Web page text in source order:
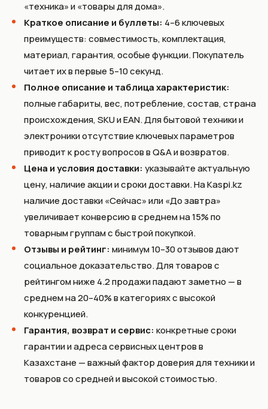
«техника» и «товары для дома».
Краткое описание и буллеты: 4–6 ключевых
преимуществ: совместимость, комплектация,
материал, гарантия, особые функции. Покупатель
читает их в первые 5–10 секунд.
Полное описание и таблица характеристик:
полные габариты, вес, потребление, состав, страна
происхождения, SKU и EAN. Для бытовой техники и
электроники отсутствие ключевых параметров
приводит к росту вопросов в Q&A и возвратов.
Цена и условия доставки: указывайте актуальную
цену, наличие акции и сроки доставки. На Kaspi.kz
наличие доставки «Сейчас» или «До завтра»
увеличивает конверсию в среднем на 15% по
товарным группам с быстрой покупкой.
Отзывы и рейтинг: минимум 10–30 отзывов дают
социальное доказательство. Для товаров с
рейтингом ниже 4.2 продажи падают заметно — в
среднем на 20–40% в категориях с высокой
конкуренцией.
Гарантия, возврат и сервис: конкретные сроки
гарантии и адреса сервисных центров в
Казахстане — важный фактор доверия для техники и
товаров со средней и высокой стоимостью.